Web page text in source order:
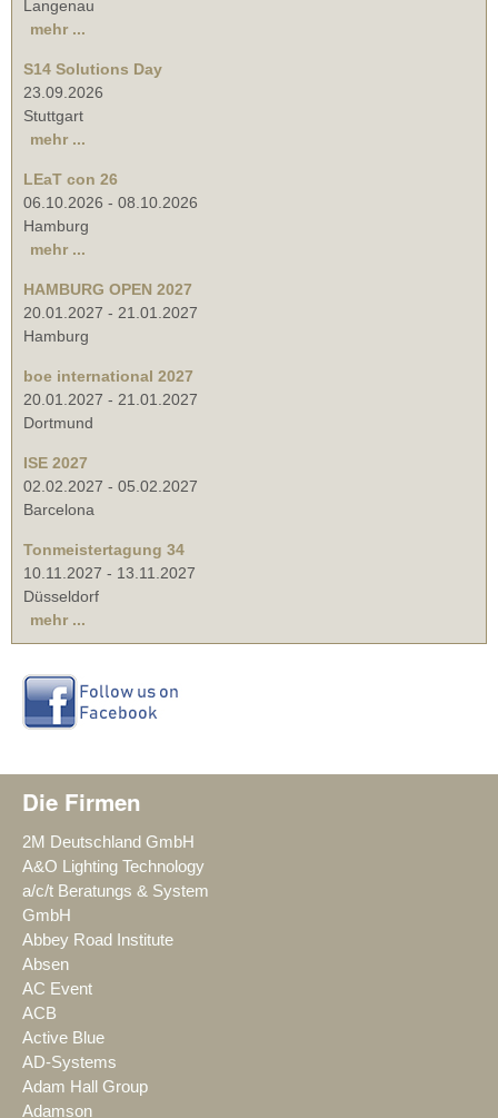
Langenau
mehr ...
S14 Solutions Day
23.09.2026
Stuttgart
mehr ...
LEaT con 26
06.10.2026 - 08.10.2026
Hamburg
mehr ...
HAMBURG OPEN 2027
20.01.2027 - 21.01.2027
Hamburg
boe international 2027
20.01.2027 - 21.01.2027
Dortmund
ISE 2027
02.02.2027 - 05.02.2027
Barcelona
Tonmeistertagung 34
10.11.2027 - 13.11.2027
Düsseldorf
mehr ...
Die Firmen
2M Deutschland GmbH
A&O Lighting Technology
a/c/t Beratungs & System
GmbH
Abbey Road Institute
Absen
AC Event
ACB
Active Blue
AD-Systems
Adam Hall Group
Adamson